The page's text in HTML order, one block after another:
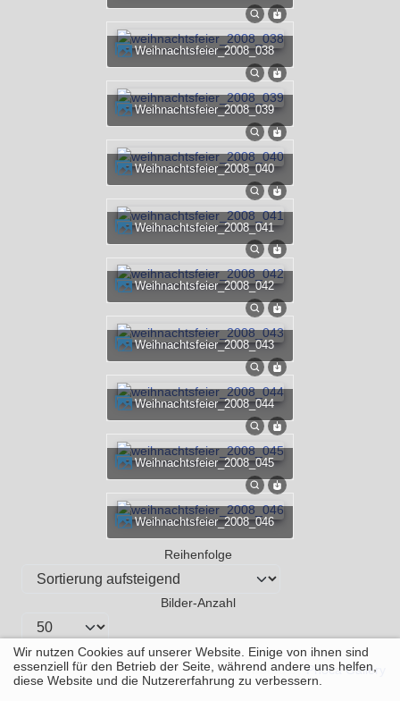
weihnachtsfeier_2008_038
weihnachtsfeier_2008_039
weihnachtsfeier_2008_040
weihnachtsfeier_2008_041
weihnachtsfeier_2008_042
weihnachtsfeier_2008_043
weihnachtsfeier_2008_044
weihnachtsfeier_2008_045
weihnachtsfeier_2008_046
Reihenfolge
Bilder-Anzahl
Powered byPhoca Gallery
Wir nutzen Cookies auf unserer Website. Einige von ihnen sind
essenziell für den Betrieb der Seite, während andere uns helfen,
diese Website und die Nutzererfahrung zu verbessern.